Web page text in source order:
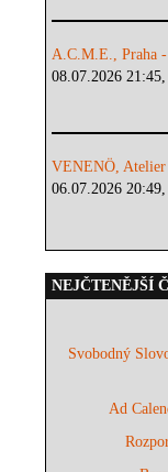
A.C.M.E., Praha
08.07.2026 21:45,
VENENÖ, Atelier
06.07.2026 20:49,
NEJČTENĚJŠÍ
Svobodný
Ad